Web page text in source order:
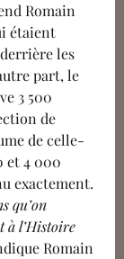
Romain
étaient
les
part, le
3 500
de
de celle-
et 4 000
exactement.
qu’on
à l’Histoire
Romain